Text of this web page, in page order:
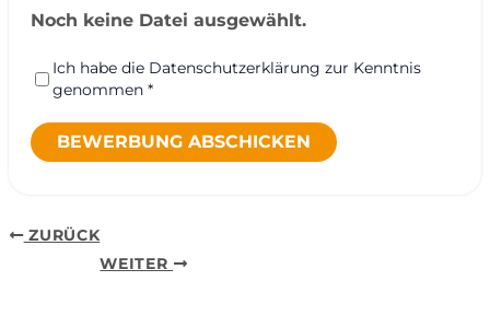
Noch keine Datei ausgewählt.
Ich habe die Datenschutzerklärung zur Kenntnis
genommen *
BEWERBUNG ABSCHICKEN
ZURÜCK
WEITER